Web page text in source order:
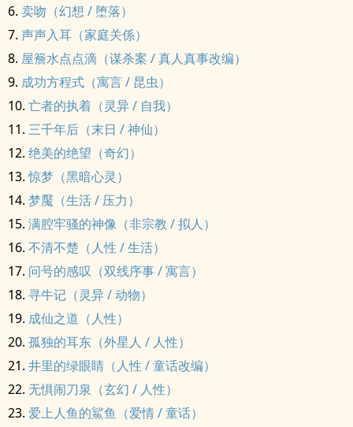
卖吻（幻想 / 堕落）
声声入耳（家庭关係）
屋簷水点点滴（谋杀案 / 真人真事改编）
成功方程式（寓言 / 昆虫）
亡者的执着（灵异 / 自我）
三千年后（末日 / 神仙）
绝美的绝望（奇幻）
惊梦（黑暗心灵）
梦魘（生活 / 压力）
满腔牢骚的神像（非宗教 / 拟人）
不清不楚（人性 / 生活）
问号的感叹（双线序事 / 寓言）
寻牛记（灵异 / 动物）
成仙之道（人性）
孤独的耳东（外星人 / 人性）
井里的绿眼睛（人性 / 童话改编）
无惧闹刀泉（玄幻 / 人性）
爱上人鱼的鯊鱼（爱情 / 童话）